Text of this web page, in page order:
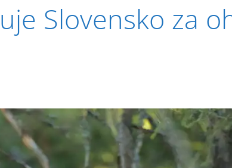
Slovensko za